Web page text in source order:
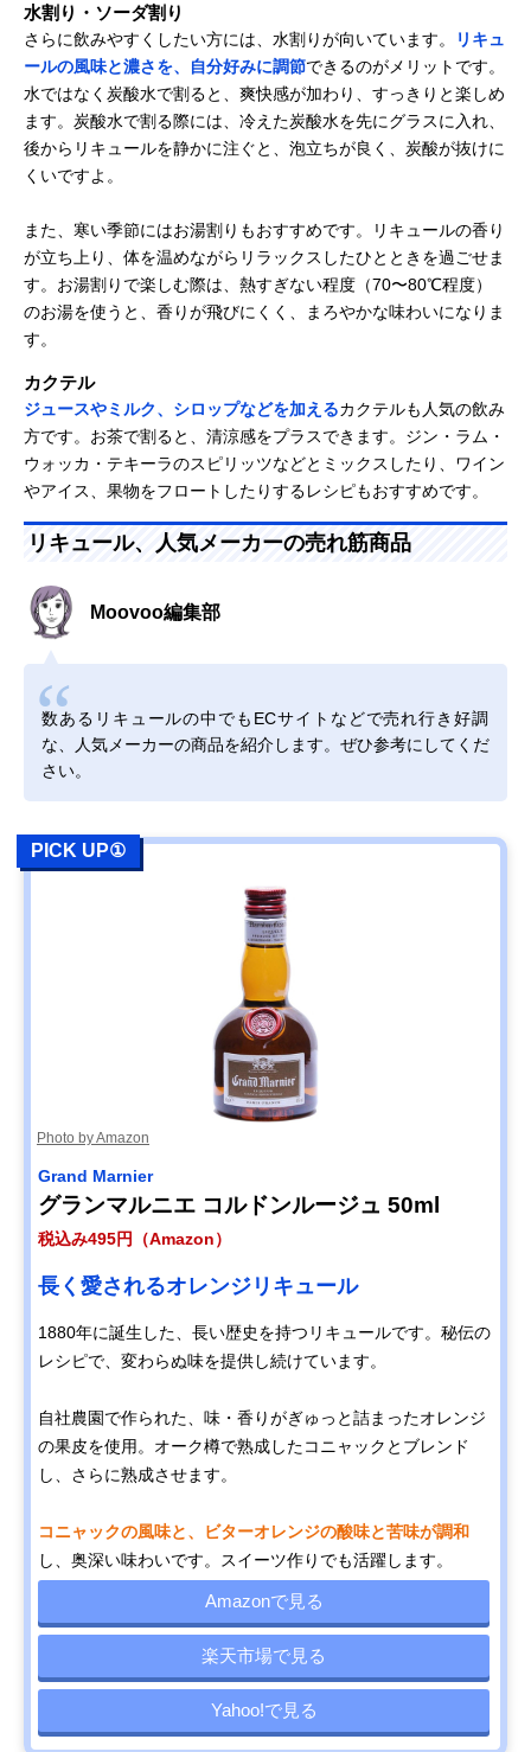
水割り・ソーダ割り
さらに飲みやすくしたい方には、水割りが向いています。
リキュ
ールの風味と濃さを、自分好みに調節できるのがメリットです。
水ではなく炭酸水で割ると、爽快感が加わり、すっきりと楽しめ
ます。炭酸水で割る際には、冷えた炭酸水を先にグラスに入れ、
後からリキュールを静かに注ぐと、泡立ちが良く、炭酸が抜けに
くいですよ。
また、寒い季節にはお湯割りもおすすめです。リキュールの香り
が立ち上り、体を温めながらリラックスしたひとときを過ごせま
す。お湯割りで楽しむ際は、熱すぎない程度（70〜80℃程度）
のお湯を使うと、香りが飛びにくく、まろやかな味わいになりま
す。
カクテル
ジュースやミルク、シロップなどを加えるカクテルも人気の飲み
方です。お茶で割ると、清涼感をプラスできます。ジン・ラム・
ウォッカ・テキーラのスピリッツなどとミックスしたり、ワイン
やアイス、果物をフロートしたりするレシピもおすすめです。
リキュール、人気メーカーの売れ筋商品
Moovoo編集部
数あるリキュールの中でもECサイトなどで売れ行き好調
な、人気メーカーの商品を紹介します。ぜひ参考にしてくだ
さい。
PICK UP①
Photo by Amazon
Grand Marnier
グランマルニエ コルドンルージュ 50ml
税込み495円（Amazon）
長く愛されるオレンジリキュール
1880年に誕生した、長い歴史を持つリキュールです。秘伝の
レシピで、変わらぬ味を提供し続けています。
自社農園で作られた、味・香りがぎゅっと詰まったオレンジ
の果皮を使用。オーク樽で熟成したコニャックとブレンド
し、さらに熟成させます。
コニャックの風味と、ビターオレンジの酸味と苦味が調和
し、奥深い味わいです。スイーツ作りでも活躍します。
Amazonで見る
楽天市場で見る
Yahoo!で見る